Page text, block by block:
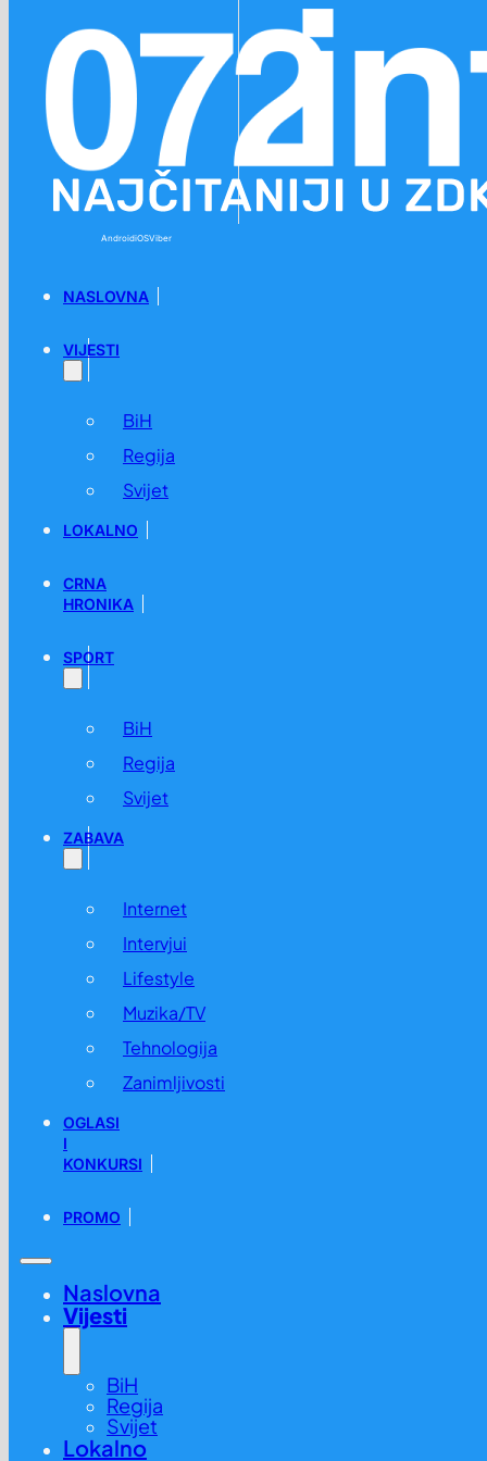
AndroidiOSViber
NASLOVNA
VIJESTI
BiH
Regija
Svijet
LOKALNO
CRNA
HRONIKA
SPORT
BiH
Regija
Svijet
ZABAVA
Internet
Intervjui
Lifestyle
Muzika/TV
Tehnologija
Zanimljivosti
OGLASI
I
KONKURSI
PROMO
Naslovna
Vijesti
BiH
Regija
Svijet
Lokalno